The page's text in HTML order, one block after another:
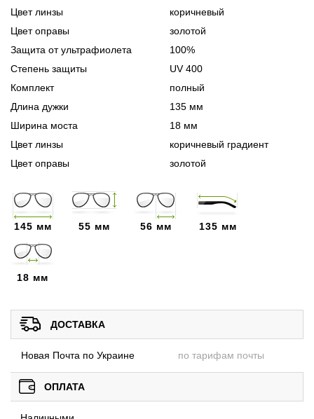
Цвет линзы
коричневый
Цвет оправы
золотой
Защита от ультрафиолета
100%
Степень защиты
UV 400
Комплект
полный
Длина дужки
135 мм
Ширина моста
18 мм
Цвет линзы
коричневый градиент
Цвет оправы
золотой
145 мм 55 мм 56 мм 135 мм
18 мм
ДОСТАВКА
Новая Почта по Украине по тарифам почты
ОПЛАТА